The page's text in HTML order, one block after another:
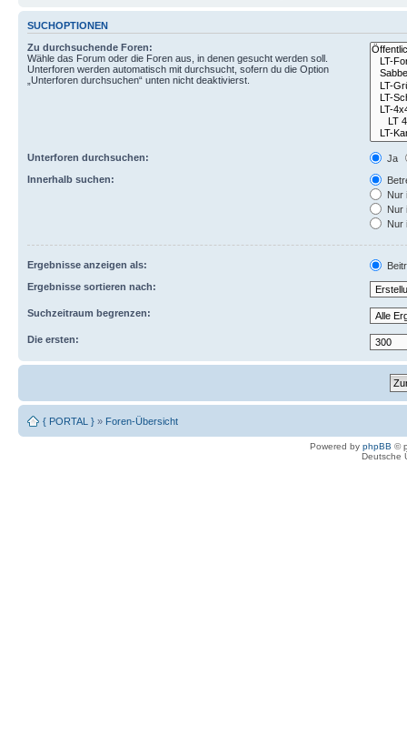
SUCHOPTIONEN
Zu durchsuchende Foren:
Wähle das Forum oder die Foren aus, in denen gesucht werden soll.
Unterforen werden automatisch mit durchsucht, sofern du die Option
„Unterforen durchsuchen“ unten nicht deaktivierst.
Unterforen durchsuchen:
Ja
Innerhalb suchen:
Nur
Nur
Nur
Ergebnisse anzeigen als:
Ergebnisse sortieren nach:
Suchzeitraum begrenzen:
Die ersten:
{ PORTAL } » Foren-Übersicht
Powered by phpBB ©
Deutsche